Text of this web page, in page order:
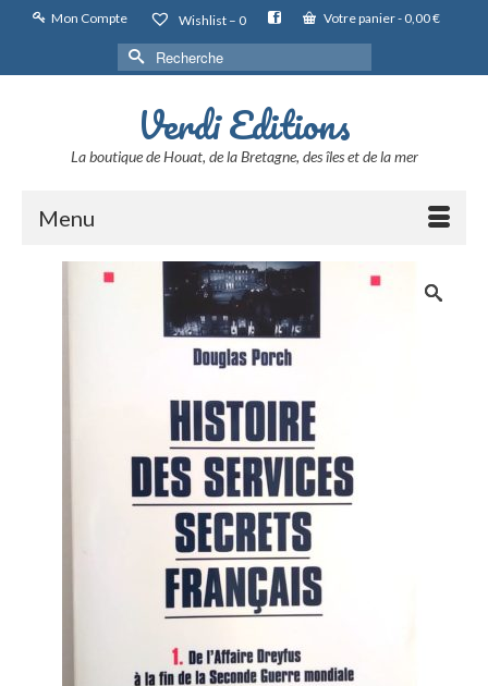
Mon Compte Wishlist – 0 Votre panier- 0,00€
Rechercher :
Verdi Editions
La boutique de Houat, de la Bretagne, des îles et de la mer
Menu